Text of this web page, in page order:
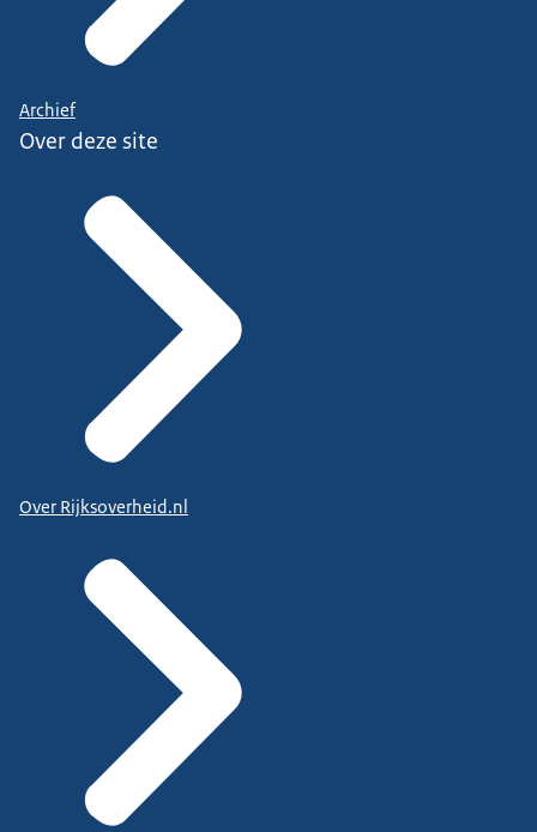
Archief
Over deze site
Over Rijksoverheid.nl